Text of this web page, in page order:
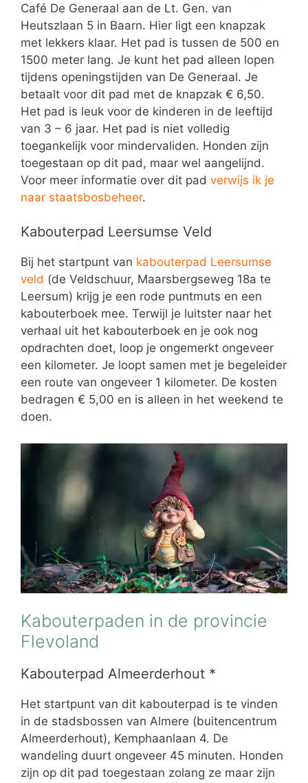
Café De Generaal aan de Lt. Gen. van
Heutszlaan 5 in Baarn. Hier ligt een knapzak
met lekkers klaar. Het pad is tussen de 500 en
1500 meter lang. Je kunt het pad alleen lopen
tijdens openingstijden van De Generaal. Je
betaalt voor dit pad met de knapzak € 6,50.
Het pad is leuk voor de kinderen in de leeftijd
van 3 – 6 jaar. Het pad is niet volledig
toegankelijk voor mindervaliden. Honden zijn
toegestaan op dit pad, maar wel aangelijnd.
Voor meer informatie over dit pad verwijs ik je
naar staatsbosbeheer.
Kabouterpad Leersumse Veld
Bij het startpunt van kabouterpad Leersumse
veld (de Veldschuur, Maarsbergseweg 18a te
Leersum) krijg je een rode puntmuts en een
kabouterboek mee. Terwijl je luitster naar het
verhaal uit het kabouterboek en je ook nog
opdrachten doet, loop je ongemerkt ongeveer
een kilometer. Je loopt samen met je begeleider
een route van ongeveer 1 kilometer. De kosten
bedragen € 5,00 en is alleen in het weekend te
doen.
Kabouterpaden in de provincie
Flevoland
Kabouterpad Almeerderhout *
Het startpunt van dit kabouterpad is te vinden
in de stadsbossen van Almere (buitencentrum
Almeerderhout), Kemphaanlaan 4. De
wandeling duurt ongeveer 45 minuten. Honden
zijn op dit pad toegestaan zolang ze maar zijn